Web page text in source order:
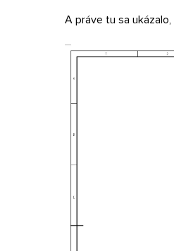
A práve tu sa